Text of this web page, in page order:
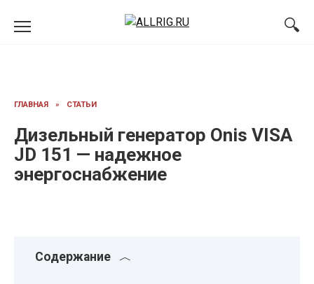
ГЛАВНАЯ » СТАТЬИ
Дизельный генератор Onis VISA
JD 151 — надежное
энергоснабжение
Содержание